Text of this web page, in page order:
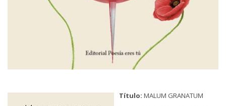
Título: MALUM GRANATUM